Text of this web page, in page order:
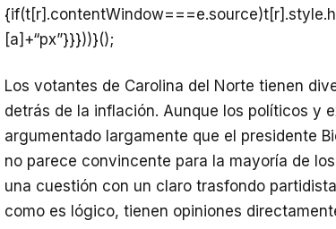
[a]+“px”}}}))}();
Los votantes de Carolina del Norte tienen
detrás de la inflación. Aunque los políticos y
argumentado largamente que el presidente
no parece convincente para la mayoría de
una cuestión con un claro trasfondo
como es lógico, tienen opiniones